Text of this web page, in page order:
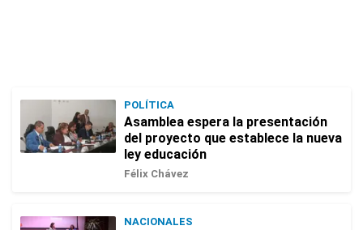
POLÍTICA
Asamblea espera la presentación
del proyecto que establece la nueva
ley educación
Félix Chávez
NACIONALES